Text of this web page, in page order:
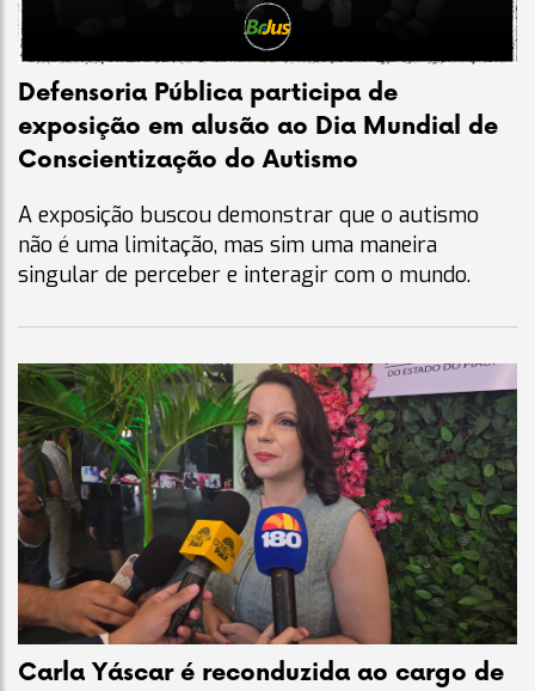
Defensoria Pública participa de
exposição em alusão ao Dia Mundial de
Conscientização do Autismo
A exposição buscou demonstrar que o autismo
não é uma limitação, mas sim uma maneira
singular de perceber e interagir com o mundo.
Carla Yáscar é reconduzida ao cargo de